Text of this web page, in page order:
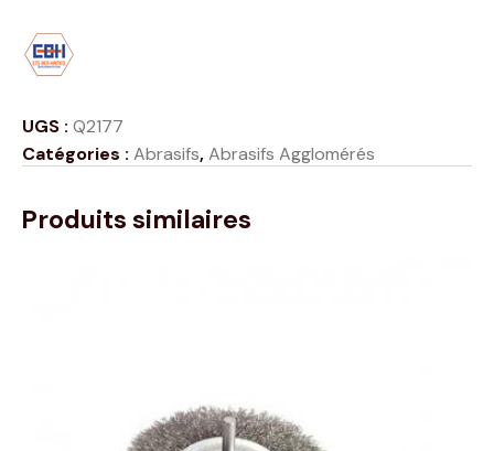
UGS : Q2177
Catégories : Abrasifs,Abrasifs Agglomérés
Produits similaires